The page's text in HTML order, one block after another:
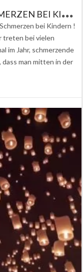
W
ACHSTUMSSCHÜBE MIT SCHMERZEN BEI KINDERN – DAS KANN HELFEN!
bei Kindern !
treten bei vielen
im Jahr, schmerzende
man mitten in der